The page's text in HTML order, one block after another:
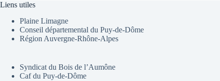
Liens utiles
Plaine Limagne
Conseil départemental du Puy-de-Dôme
Région Auvergne-Rhône-Alpes
Syndicat du Bois de l’Aumône
Caf du Puy-de-Dôme